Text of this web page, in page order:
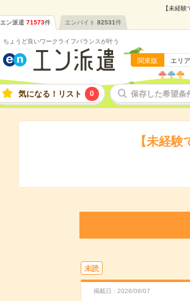
【未経
エン派遣 71573件 エンバイト 82531件
ちょうど良いワークライフバランスが叶う
関東版 エリ
気になる！リスト 0 保存した希望条
【未経
未読
掲載日 2026/08/07